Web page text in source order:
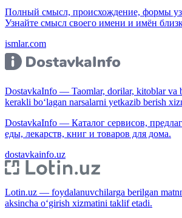
Полный смысл, происхождение, формы
Узнайте смысл своего имени и имён
ismlar.com
DostavkaInfo — Taomlar, dorilar, kitoblar va
kerakli bo‘lagan narsalarni yetkazib berish
DostavkaInfo — Каталог сервисов,
еды, лекарств, книг и товаров для дома.
dostavkainfo.uz
Lotin.uz — foydalanuvchilarga berilgan
aksincha o‘girish xizmatini taklif etadi.